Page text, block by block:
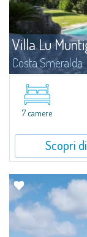
Villa Lu
Costa Smeralda
Splendida villa
fra Capriccioli e San
completamente
7 camere
Scopri